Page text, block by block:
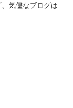
気儘なブログは